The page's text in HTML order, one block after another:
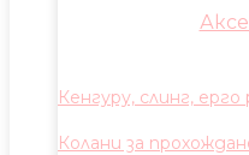
Кенгуру, слинг, ерго
Колани за